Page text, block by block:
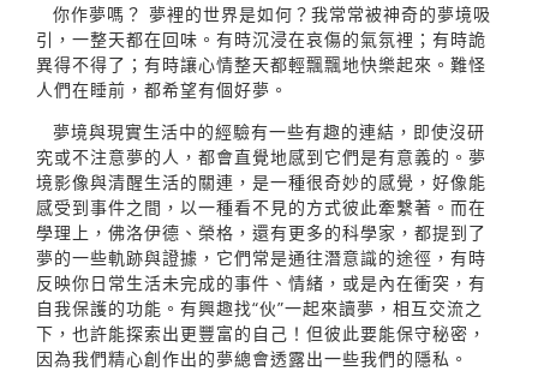
你作夢嗎？ 夢裡的世界是如何？我常常被神奇的夢境吸
引，一整天都在回味。有時沉浸在哀傷的氣氛裡；有時詭
異得不得了；有時讓心情整天都輕飄飄地快樂起來。難怪
人們在睡前，都希望有個好夢。
夢境與現實生活中的經驗有一些有趣的連結，即使沒研
究或不注意夢的人，都會直覺地感到它們是有意義的。夢
境影像與清醒生活的關連，是一種很奇妙的感覺，好像能
感受到事件之間，以一種看不見的方式彼此牽繫著。而在
學理上，佛洛伊德、榮格，還有更多的科學家，都提到了
夢的一些軌跡與證據，它們常是通往潛意識的途徑，有時
反映你日常生活未完成的事件、情緒，或是內在衝突，有
自我保護的功能。有興趣找“伙”一起來讀夢，相互交流之
下，也許能探索出更豐富的自己！但彼此要能保守秘密，
因為我們精心創作出的夢總會透露出一些我們的隱私。